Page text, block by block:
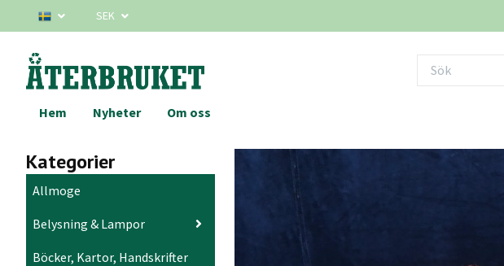
SEK
Hem Nyheter Om oss
Kategorier
Allmoge
Belysning & Lampor
Böcker, Kartor, Handskrifter